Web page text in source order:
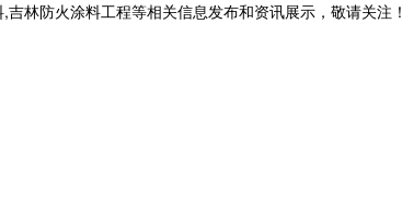
吉林防火涂料工程等相关信息发布和资讯展示，敬请关注！